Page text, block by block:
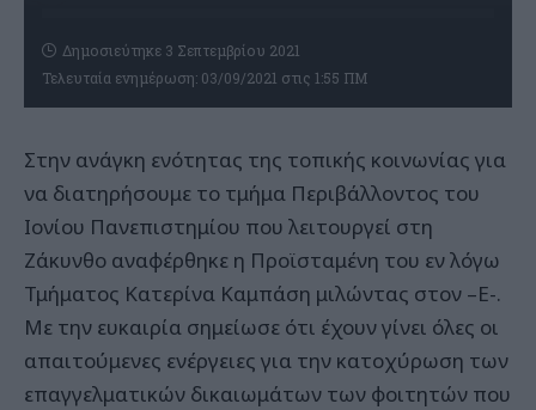
Τελευταία ενημέρωση: 03/09/2021 στις 1:55 ΠΜ
Δημοσιεύτηκε 3 Σεπτεμβρίου 2021
Στην ανάγκη ενότητας της τοπικής κοινωνίας για
να διατηρήσουμε το τμήμα Περιβάλλοντος του
Ιονίου Πανεπιστημίου που λειτουργεί στη
Ζάκυνθο αναφέρθηκε η Προϊσταμένη του εν λόγω
Τμήματος Κατερίνα Καμπάση μιλώντας στον –Ε-.
Με την ευκαιρία σημείωσε ότι έχουν γίνει όλες οι
απαιτούμενες ενέργειες για την κατοχύρωση των
επαγγελματικών δικαιωμάτων των φοιτητών που